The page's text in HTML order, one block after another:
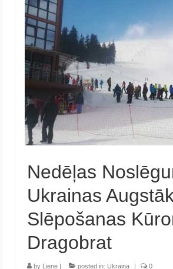
Nedēļas
Ukrainas
Slēpošanas
Dragobrat
by Liene | posted in: Ukraina | 0